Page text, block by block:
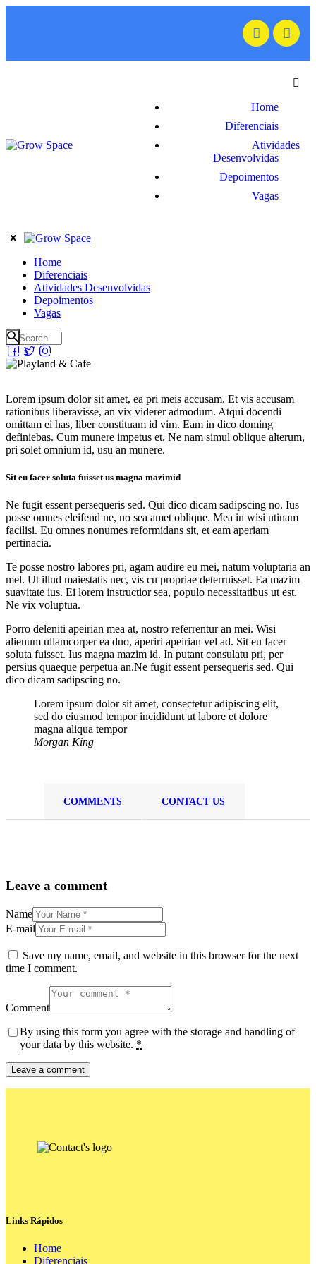
Home
Diferenciais
Atividades
Desenvolvidas
Depoimentos
Vagas
Home
Diferenciais
Atividades Desenvolvidas
Depoimentos
Vagas
Lorem ipsum dolor sit amet, ea pri meis accusam. Et vis accusam
rationibus liberavisse, an vix viderer admodum. Atqui docendi
omittam ei has, liber constituam id vim. Eam in dico doming
definiebas. Cum munere impetus et. Ne nam simul oblique alterum,
pri solet omnium id, usu an munere.
Sit eu facer soluta fuisset us magna mazimid
Ne fugit essent persequeris sed. Qui dico dicam sadipscing no. Ius
posse omnes eleifend ne, no sea amet oblique. Mea in wisi utinam
facilisi. Eu omnes nonumes reformidans sit, et eam aperiam
pertinacia.
Te posse nostro labores pri, agam audire eu mei, natum voluptaria an
mel. Ut illud maiestatis nec, vis cu propriae deterruisset. Ea mazim
suavitate ius. Ei lorem instructior sea, populo necessitatibus ut est.
Ne vix voluptua.
Porro deleniti apeirian mea at, nostro referrentur an mei. Wisi
alienum ullamcorper ea duo, aperiri apeirian vel ad. Sit eu facer
soluta fuisset. Ius magna mazim id. In putant consulatu pri, per
persius quaeque perpetua an.Ne fugit essent persequeris sed. Qui
dico dicam sadipscing no.
Lorem ipsum dolor sit amet, consectetur adipiscing elit,
sed do eiusmod tempor incididunt ut labore et dolore
magna aliqua tempor
Morgan King
COMMENTS CONTACT US
Leave a comment
Name
E-mail
Save my name, email, and website in this browser for the next
time I comment.
Comment
By using this form you agree with the storage and handling of
your data by this website. *
Links Rápidos
Home
Diferenciais